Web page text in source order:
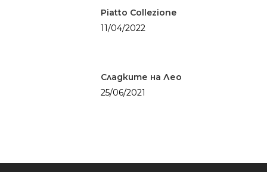
Piatto Collezione
11/04/2022
Сладките на Лео
25/06/2021
БЕЗ месо
живота